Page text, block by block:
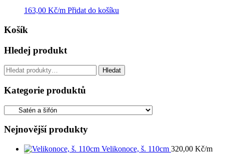
163,00 Kč/m Přidat do košíku
Košík
Hledej produkt
Hledat: Hledat
Kategorie produktů
Nejnovější produkty
Velikonoce, š. 110cm 320,00 Kč/m